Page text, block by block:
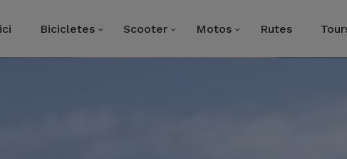
Bicicletes Scooter Motos Rutes